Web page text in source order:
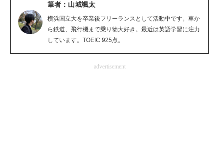
エレクトロニクス専門サイト
電子設計の基本と応用
筆者：山城颯太
横浜国立大を卒業後フリーランスとして活動中です。車か
ら鉄道、飛行機まで乗り物大好き。最近は英語学習に注力
しています。TOEIC 925点。
advertisement